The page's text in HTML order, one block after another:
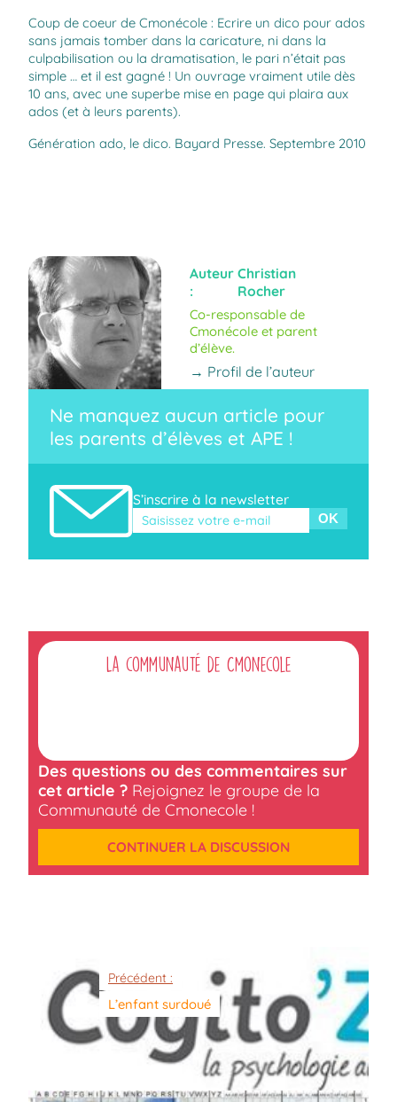
Coup de coeur de Cmonécole : Ecrire un dico pour ados
sans jamais tomber dans la caricature, ni dans la
culpabilisation ou la dramatisation, le pari n’était pas
simple … et il est gagné ! Un ouvrage vraiment utile dès
10 ans, avec une superbe mise en page qui plaira aux
ados (et à leurs parents).
Génération ado, le dico. Bayard Presse. Septembre 2010
Auteur
:
Christian
Rocher
Co-responsable de
Cmonécole et parent
d’élève.
→ Profil de l’auteur
Ne manquez aucun article pour
les parents d’élèves et APE !
S’inscrire à la newsletter
Veuillez laisser ce champ vide.
La communauté de Cmonecole
Des questions ou des commentaires sur
cet article ?Rejoignez le groupe de la
Communauté de Cmonecole !
CONTINUER LA DISCUSSION
Précédent :
L’enfant surdoué